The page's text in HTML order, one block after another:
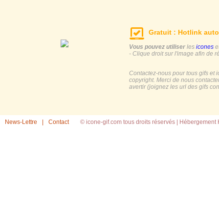
Gratuit : Hotlink
Vous pouvez utiliser les icones
- Clique droit sur l'image afin de
Contactez-nous pour tous gifs et
copyright. Merci de nous
avertir (joignez les url des gifs
News-Lettre Contact © icone-gif.com tous droits réservés | Hébergement